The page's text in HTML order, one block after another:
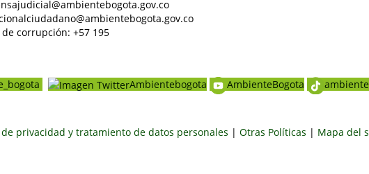
corrupción: +57 195
Ambientebogota AmbienteBogota
privacidad y tratamiento de datos personales | Otras Políticas | Mapa del